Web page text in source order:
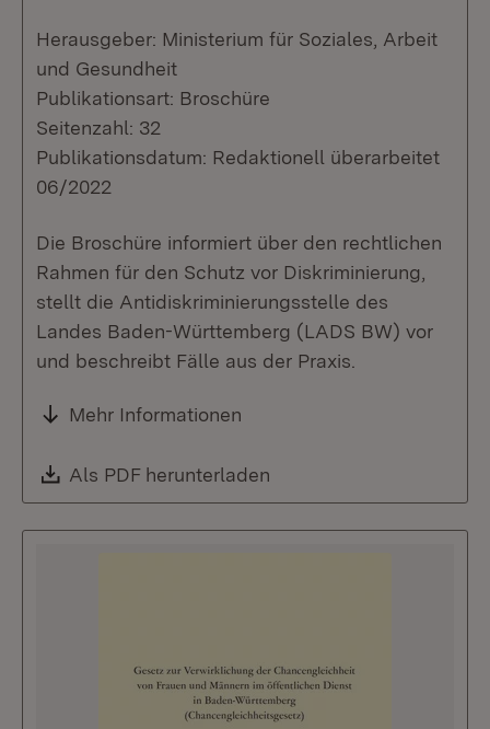
Herausgeber: Ministerium für Soziales, Arbeit
und Gesundheit
Publikationsart: Broschüre
Seitenzahl: 32
Publikationsdatum: Redaktionell überarbeitet
06/2022
Die Broschüre informiert über den rechtlichen
Rahmen für den Schutz vor Diskriminierung,
stellt die Antidiskriminierungsstelle des
Landes Baden-Württemberg (LADS BW) vor
und beschreibt Fälle aus der Praxis.
Mehr Informationen
Download:
Als PDF herunterladen